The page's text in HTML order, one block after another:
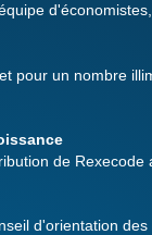
pour un nombre
de Rexecode
d'orientation des